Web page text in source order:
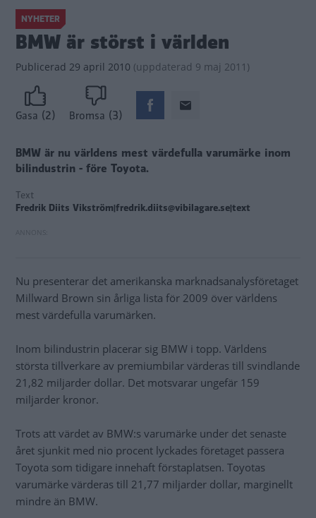
NYHETER
BMW är störst i världen
Publicerad 29 april 2010 (uppdaterad 9 maj 2011)
Gasa (2) Bromsa (3)
BMW är nu världens mest värdefulla varumärke inom
bilindustrin - före Toyota.
Text
Fredrik Diits Vikström|fredrik.diits@vibilagare.se|text
Nu presenterar det amerikanska marknadsanalysföretaget
Millward Brown sin årliga lista för 2009 över världens
mest värdefulla varumärken.
Inom bilindustrin placerar sig BMW i topp. Världens
största tillverkare av premiumbilar värderas till svindlande
21,82 miljarder dollar. Det motsvarar ungefär 159
miljarder kronor.
Trots att värdet av BMW:s varumärke under det senaste
året sjunkit med nio procent lyckades företaget passera
Toyota som tidigare innehaft förstaplatsen. Toyotas
varumärke värderas till 21,77 miljarder dollar, marginellt
mindre än BMW.